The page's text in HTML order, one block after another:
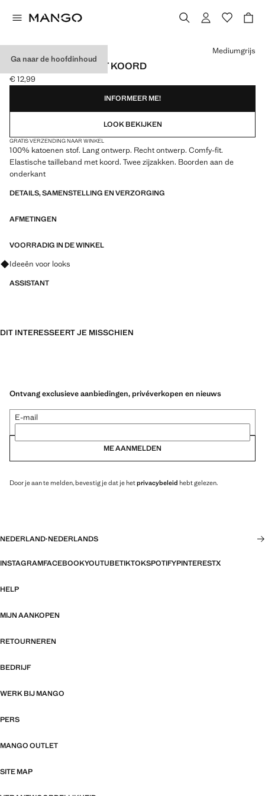
Ga naar de hoofdinhoud
JOGGERBROEK MET KOORD
Huidige prijs [€ 12,99 ]
€ 12,99
Kies een kleur
Mediumgrijs
INFORMEER ME!
LOOK BEKIJKEN
GRATIS VERZENDING NAAR WINKEL
100% katoenen stof. Lang ontwerp. Recht ontwerp. Comfy-fit.
Elastische tailleband met koord. Twee zijzakken. Boorden aan de
onderkant
DETAILS, SAMENSTELLING EN VERZORGING
AFMETINGEN
VOORRADIG IN DE WINKEL
Vraag om outfitideeën, kledingstukken en trends
Ideeën voor looks
ASSISTANT
DIT INTERESSEERT JE MISSCHIEN
Ontvang exclusieve aanbiedingen, privéverkopen en nieuws
E-mail
ME AANMELDEN
Door je aan te melden, bevestig je dat je hetprivacybeleid hebt gelezen.
NEDERLAND·NEDERLANDS
INSTAGRAMFACEBOOKYOUTUBETIKTOKSPOTIFYPINTERESTX
HELP
MIJN AANKOPEN
RETOURNEREN
BEDRIJF
WERK BIJ MANGO
PERS
MANGO OUTLET
SITE MAP